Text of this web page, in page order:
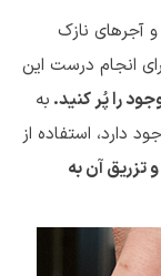
آجرهای نازک
انجام درست این
را پُر کنید. به
دارد، استفاده از
تزریق آن به